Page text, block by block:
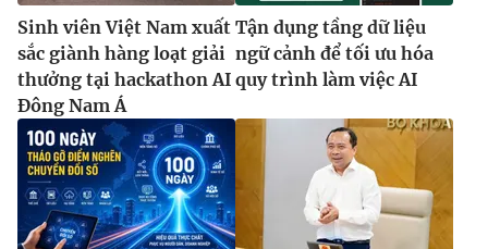
Sinh viên Việt Nam xuất
sắc giành hàng loạt giải
thưởng tại hackathon AI
Đông Nam Á
Tận dụng tầng dữ liệu
ngữ cảnh để tối ưu hóa
quy trình làm việc AI